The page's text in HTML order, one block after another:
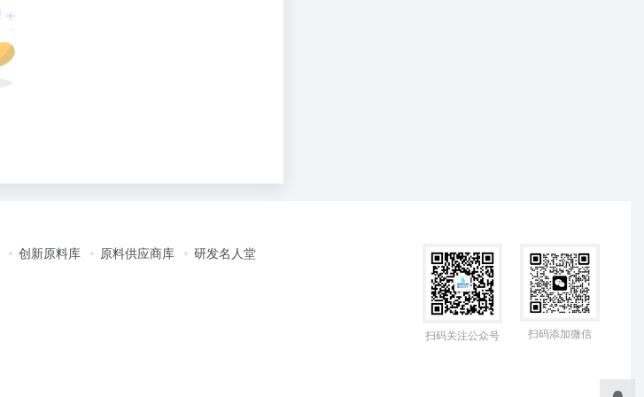
创新原料库 原料供应商库 研发名人堂
扫码关注公众号 扫码添加微信